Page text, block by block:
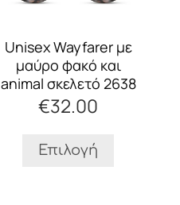
Unisex Wayfarer με
μαύρο φακό και
animal σκελετό 2638
€32.00
Επιλογή
πολλαπλές
Οι
επιλογές
μπορούν
να
επιλεγούν
σελίδα